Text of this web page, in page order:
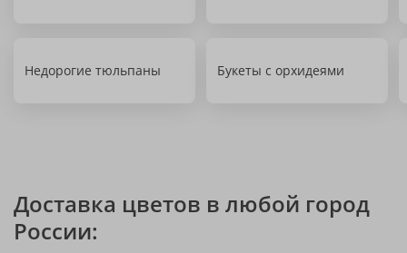
Недорогие тюльпаны Букеты с орхидеями
Доставка цветов в любой город
России: